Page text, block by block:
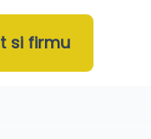
si firmu